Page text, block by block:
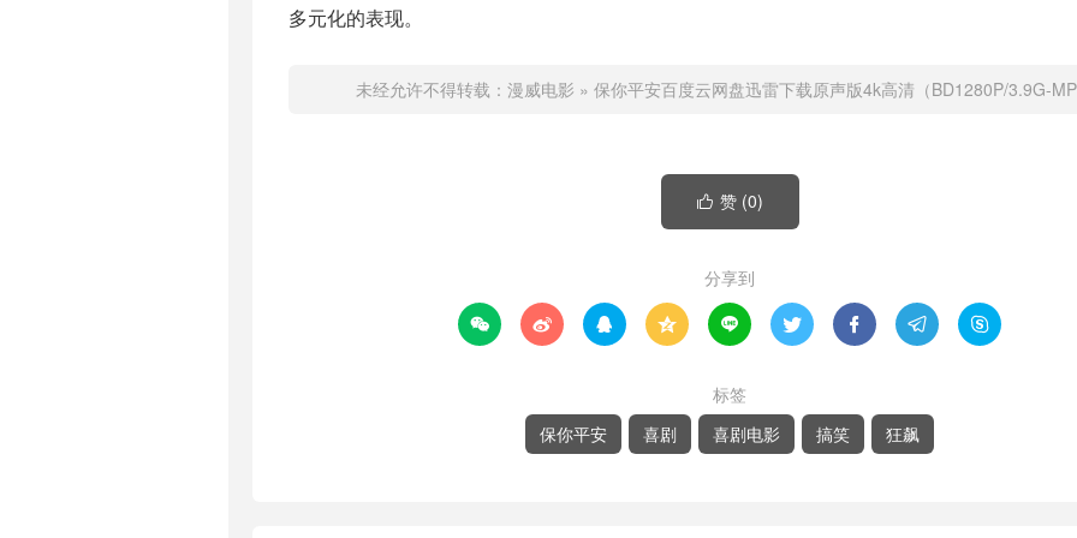
多元化的表现。
未经允许不得转载： 漫威电影 » 保你平安百度云网盘迅雷下载原声版4k高清（BD1280P/3.9G-
 赞 (0)
分享到
        
标签
保你平安
喜剧 喜剧电影 搞笑 狂飙